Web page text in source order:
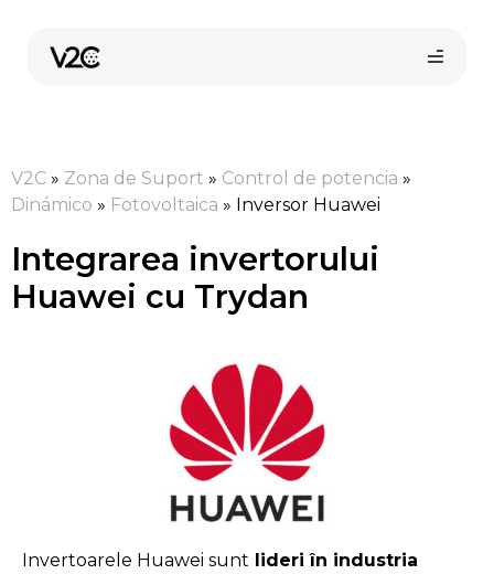
conținut
Cumpără online
V2C » Zona de Suport » Control de potencia »
Dinámico » Fotovoltaica » Inversor Huawei
Integrarea invertorului
Huawei cu Trydan
Invertoarele Huawei sunt lideri în industria